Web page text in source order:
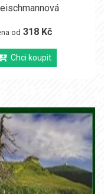
od 318 Kč
Chci koupit